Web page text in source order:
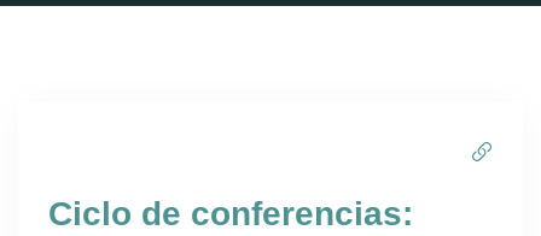
Ciclo de conferencias: